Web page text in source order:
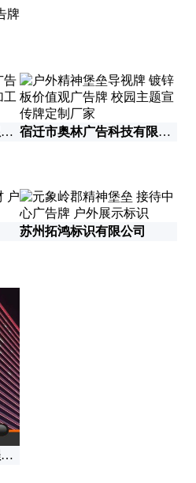
牌
广州市雅星广告制作有限公司 宿迁市奥林广告科技有限公司
苏州拓鸿标识有限公司
广州市最佳拍档装饰工程有限公司